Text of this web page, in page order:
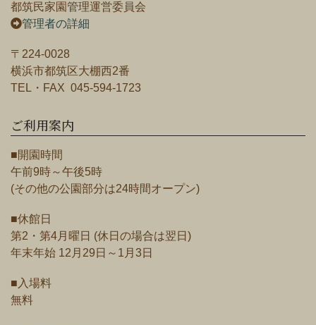
都筑民家園管理運営委員会
管理者の詳細
〒224-0028
横浜市都筑区大棚西2番
TEL・FAX 045-594-1723
ご利用案内
■開園時間
午前9時～午後5時
(その他の公園部分は24時間オープン)
■休館日
第2・第4月曜日 (休日の場合は翌日)
年末年始 12月29日～1月3日
■入場料
無料